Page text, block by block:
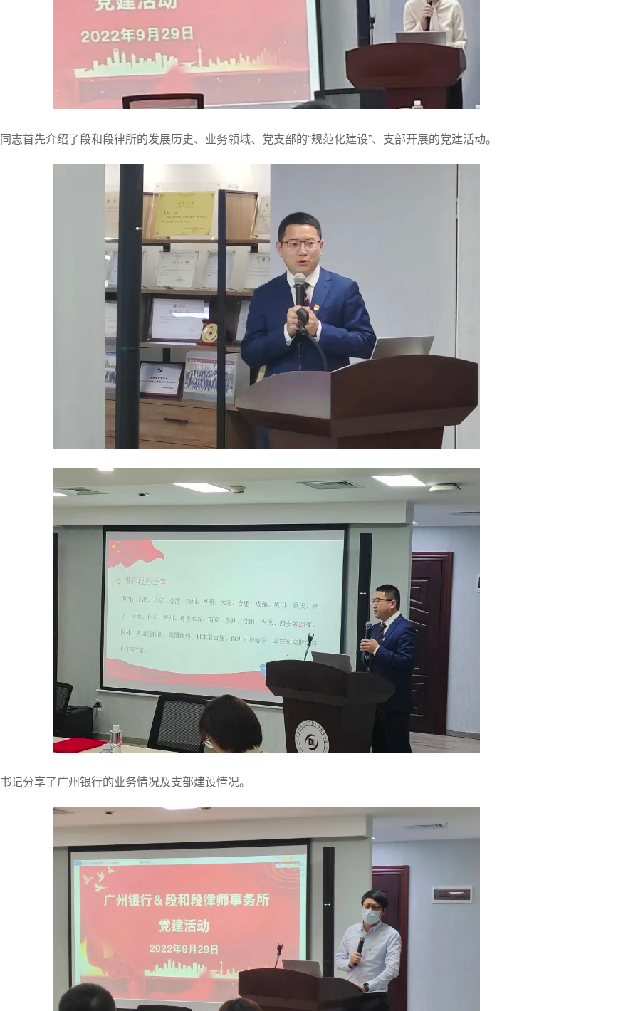
志首先介绍了段和段律所的发展历史、业务领域、党支部的“规范化建设”、支部开展的党建活动。
记分享了广州银行的业务情况及支部建设情况。